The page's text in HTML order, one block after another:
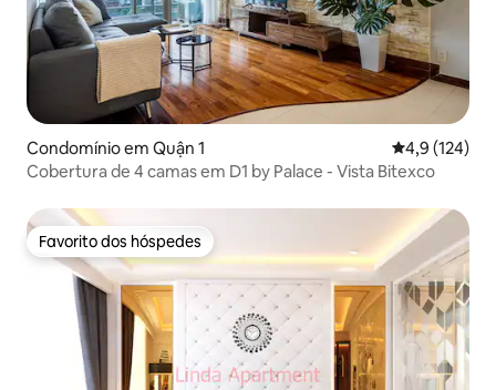
Condomínio em Quận 1 Classificação
4,9 (124)
Cobertura de 4 camas em D1 by Palace - Vista Bitexco
Favorito dos hóspedes
Favorito dos hóspedes